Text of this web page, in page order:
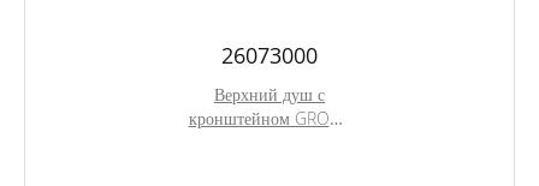
26073000
Верхний душ с
кронштейном GROHE